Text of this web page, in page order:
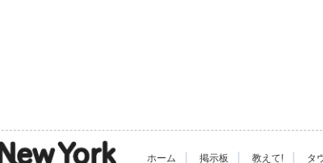
ホーム | 掲示板 | 教えて! | タ